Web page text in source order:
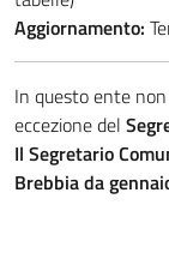
Aggiornamento:
In questo ente
eccezione del
Il Segretario
Brebbia da